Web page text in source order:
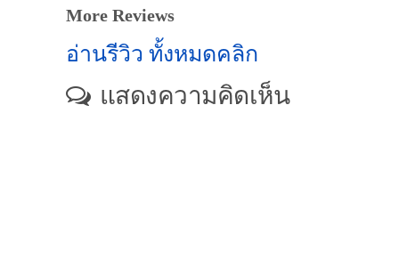
More Reviews
อ่านรีวิว ทั้งหมดคลิก
แสดงความคิดเห็น